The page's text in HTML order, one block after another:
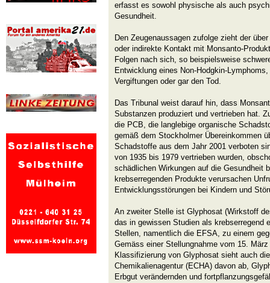
erfasst es sowohl physische als auch
Gesundheit.
Den Zeugenaussagen zufolge zieht der
oder indirekte Kontakt mit Monsanto-
Folgen nach sich, so beispielsweise
Entwicklung eines Non-Hodgkin-
Vergiftungen oder gar den Tod.
Das Tribunal weist darauf hin, dass
Substanzen produziert und vertrieben hat.
die PCB, die langlebige organische
gemäß dem Stockholmer Übereinkommen
Schadstoffe aus dem Jahr 2001 verboten
von 1935 bis 1979 vertrieben wurden,
schädlichen Wirkungen auf die Gesundheit
krebserregenden Produkte verursachen
Entwicklungsstörungen bei Kindern und
An zweiter Stelle ist Glyphosat (Wirkstoff
das in gewissen Studien als krebserregend
Stellen, namentlich die EFSA, zu einem
Gemäss einer Stellungnahme vom 15.
Klassifizierung von Glyphosat sieht auch
Chemikalienagentur (ECHA) davon ab,
Erbgut verändernden und